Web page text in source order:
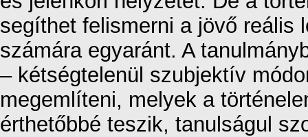
segíthet felismerni a jövő reális
számára egyaránt. A
– kétségtelenül szubjektív
megemlíteni, melyek a
érthetőbbé teszik, tanulságul